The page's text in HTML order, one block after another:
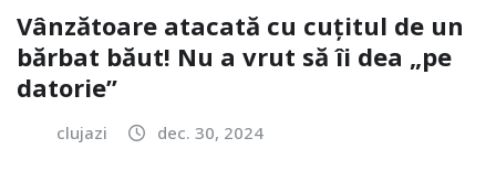
Vânzătoare atacată cu cuțitul de un
bărbat băut! Nu a vrut să îi dea „pe
datorie”
clujazi dec. 30, 2024